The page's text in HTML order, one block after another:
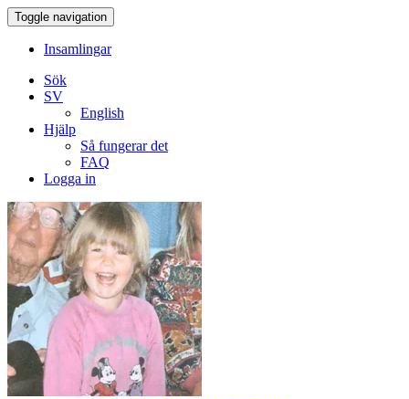
Toggle navigation
Insamlingar
Sök
SV
English
Hjälp
Så fungerar det
FAQ
Logga in